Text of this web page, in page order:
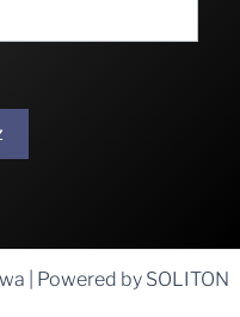
| Powered by SOLITON